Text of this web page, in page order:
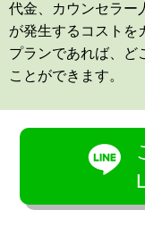
代金、カウンセラー
が発生するコストを
プランであれば、ど
ことができます。